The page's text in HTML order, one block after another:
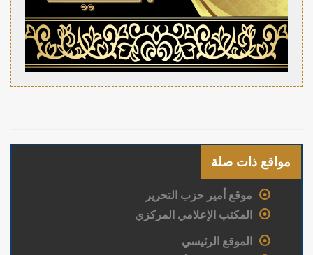
مواقع ذات صلة
موقع أمير حزب التحرير
المكتب الإعلامي المركزي
الموقع الرئيسي